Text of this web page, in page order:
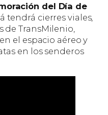
del Día de
tendrá cierres viales,
TransMilenio,
el espacio aéreo y
en los senderos